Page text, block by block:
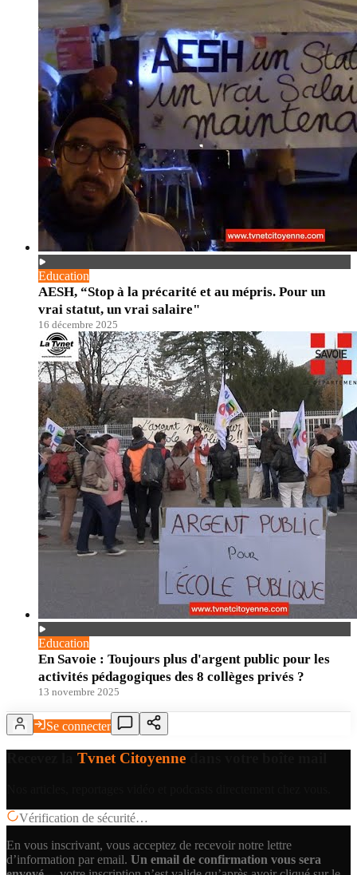
Education
AESH, “Stop à la précarité et au mépris. Pour un
vrai statut, un vrai salaire"
16 décembre 2025
Education
En Savoie : Toujours plus d'argent public pour les
activités pédagogiques des 8 collèges privés ?
13 novembre 2025
Se connecter
Tvnet Citoyenne
Vérification de sécurité…
En vous inscrivant, vous acceptez de recevoir notre lettre
d’information par email. Un email de confirmation vous sera